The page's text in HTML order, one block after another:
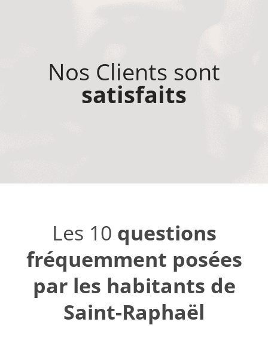
Nos Clients sont
satisfaits
Les 10 questions
fréquemment posées
par les habitants de
Saint-Raphaël